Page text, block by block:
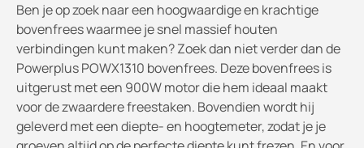
Ben je op zoek naar een hoogwaardige en krachtige
bovenfrees waarmee je snel massief houten
verbindingen kunt maken? Zoek dan niet verder dan de
Powerplus POWX1310 bovenfrees. Deze bovenfrees is
uitgerust met een 900W motor die hem ideaal maakt
voor de zwaardere freestaken. Bovendien wordt hij
geleverd met een diepte- en hoogtemeter, zodat je je